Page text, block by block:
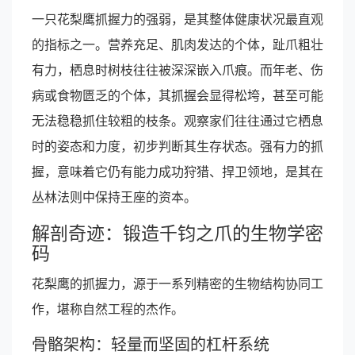
一只花梨鹰抓握力的强弱，是其整体健康状况最直观
的指标之一。营养充足、肌肉发达的个体，趾爪粗壮
有力，栖息时树枝往往被深深嵌入爪痕。而年老、伤
病或食物匮乏的个体，其抓握会显得松垮，甚至可能
无法稳稳抓住较粗的枝条。观察家们往往通过它栖息
时的姿态和力度，初步判断其生存状态。强有力的抓
握，意味着它仍有能力成功狩猎、捍卫领地，是其在
丛林法则中保持王座的资本。
解剖奇迹：锻造千钧之爪的生物学密
码
花梨鹰的抓握力，源于一系列精密的生物结构协同工
作，堪称自然工程的杰作。
骨骼架构：轻量而坚固的杠杆系统